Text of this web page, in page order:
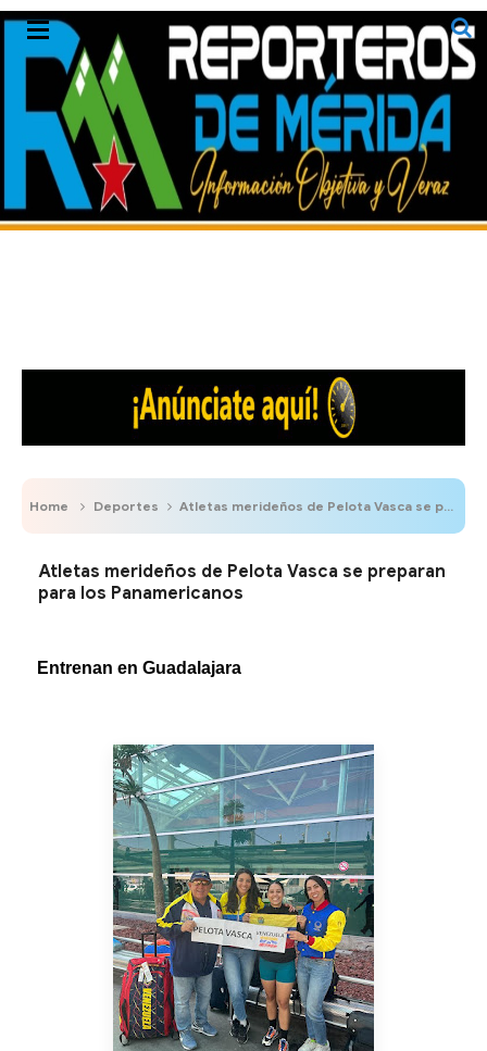
Home Deportes Atletas merideños de Pelota Vasca se preparan para los Panamericanos
Atletas merideños de Pelota Vasca se preparan
para los Panamericanos
Entrenan en Guadalajara